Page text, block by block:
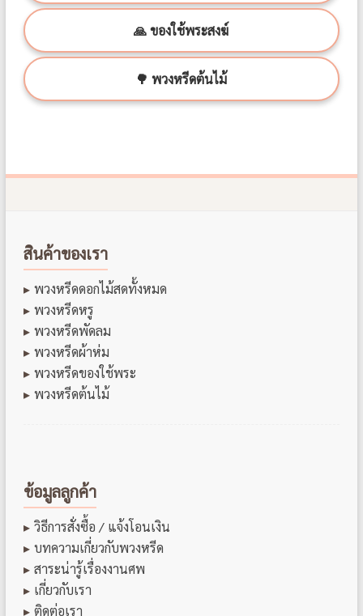
🙏 ของใช้พระสงฆ์
🌳 พวงหรีดต้นไม้
สินค้าของเรา
พวงหรีดดอกไม้สดทั้งหมด
พวงหรีดหรู
พวงหรีดพัดลม
พวงหรีดผ้าห่ม
พวงหรีดของใช้พระ
พวงหรีดต้นไม้
ข้อมูลลูกค้า
วิธีการสั่งซื้อ / แจ้งโอนเงิน
บทความเกี่ยวกับพวงหรีด
สาระน่ารู้เรื่องงานศพ
เกี่ยวกับเรา
ติดต่อเรา